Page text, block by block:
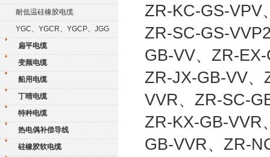
耐低温硅橡胶电缆
YGC、YGCR、YGCP、JGG
扁平电缆
变频电缆
船用电缆
丁晴电缆
特种电缆
热电偶补偿导线
硅橡胶软电缆
ZR-KC-GS-VPV
ZR-SC-GS-
GB-VV、ZR-
ZR-JX-GB-VV
VVR、ZR-SC-
ZR-KX-GB-VVR
GB-VVR、ZR-